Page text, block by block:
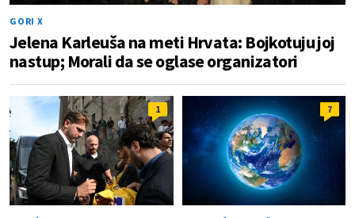
GORI X
Jelena Karleuša na meti Hrvata: Bojkotuju joj
nastup; Morali da se oglase organizatori
1 7